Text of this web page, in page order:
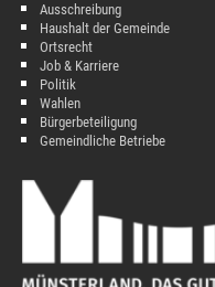
Ausschreibung
Haushalt der Gemeinde
Ortsrecht
Job & Karriere
Politik
Wahlen
Bürgerbeteiligung
Gemeindliche Betriebe